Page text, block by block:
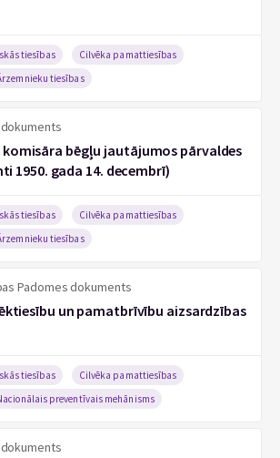
tiesības
Cilvēka pamattiesības
tiesības
dokuments
komisāra bēgļu jautājumos pārvaldes
1950. gada 14. decembrī)
tiesības
Cilvēka pamattiesības
tiesības
Padomes dokuments
un pamatbrīvību aizsardzības
tiesības
Cilvēka pamattiesības
preventīvais mehānisms
dokuments